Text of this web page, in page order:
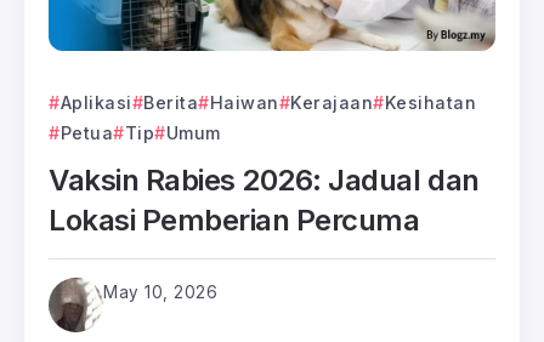
Aplikasi Berita Haiwan Kerajaan
Kesihatan
Petua
Tip Umum
Vaksin Rabies 2026: Jadual dan
Lokasi Pemberian Percuma
May 10, 2026